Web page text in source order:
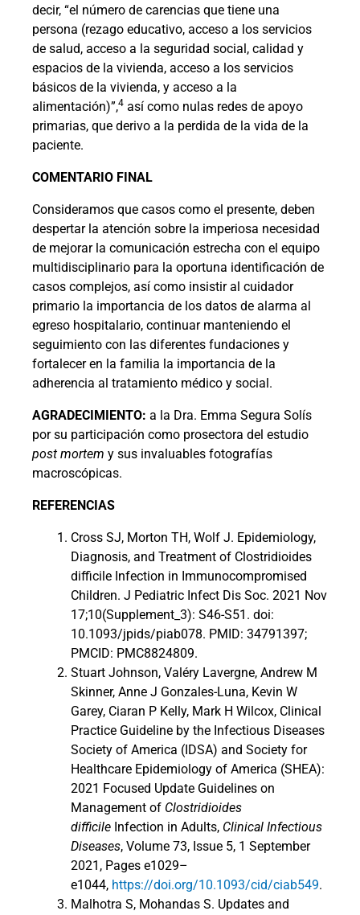
decir, “el número de carencias que tiene una
persona (rezago educativo, acceso a los servicios
de salud, acceso a la seguridad social, calidad y
espacios de la vivienda, acceso a los servicios
básicos de la vivienda, y acceso a la
alimentación)”,4 así como nulas redes de apoyo
primarias, que derivo a la perdida de la vida de la
paciente.
COMENTARIO FINAL
Consideramos que casos como el presente, deben
despertar la atención sobre la imperiosa necesidad
de mejorar la comunicación estrecha con el equipo
multidisciplinario para la oportuna identificación de
casos complejos, así como insistir al cuidador
primario la importancia de los datos de alarma al
egreso hospitalario, continuar manteniendo el
seguimiento con las diferentes fundaciones y
fortalecer en la familia la importancia de la
adherencia al tratamiento médico y social.
AGRADECIMIENTO: a la Dra. Emma Segura Solís
por su participación como prosectora del estudio
post mortem y sus invaluables fotografías
macroscópicas.
REFERENCIAS
Cross SJ, Morton TH, Wolf J. Epidemiology,
Diagnosis, and Treatment of Clostridioides
difficile Infection in Immunocompromised
Children. J Pediatric Infect Dis Soc. 2021 Nov
17;10(Supplement_3): S46-S51. doi:
10.1093/jpids/piab078. PMID: 34791397;
PMCID: PMC8824809.
Stuart Johnson, Valéry Lavergne, Andrew M
Skinner, Anne J Gonzales-Luna, Kevin W
Garey, Ciaran P Kelly, Mark H Wilcox, Clinical
Practice Guideline by the Infectious Diseases
Society of America (IDSA) and Society for
Healthcare Epidemiology of America (SHEA):
2021 Focused Update Guidelines on
Management of Clostridioides
difficile Infection in Adults, Clinical Infectious
Diseases, Volume 73, Issue 5, 1 September
2021, Pages e1029–
e1044, https://doi.org/10.1093/cid/ciab549.
Malhotra S, Mohandas S. Updates and